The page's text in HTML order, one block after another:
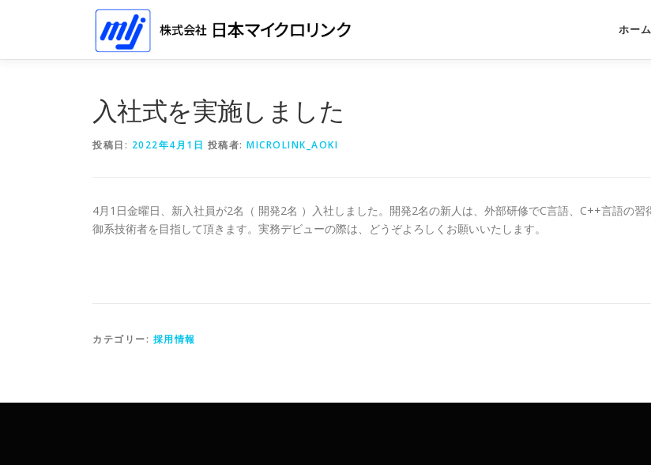
ン
ホーム
入社式を実施しました
投稿日: 2022年4月1日 投稿者: MICROLINK_AOKI
4月1日金曜日、新入社員が2名（ 開発2名 ）入社しました。開発2名の新人は、外部研修でC言語、C++言語の習
御系技術者を目指して頂きます。実務デビューの際は、どうぞよろしくお願いいたします。
カテゴリー: 採用情報